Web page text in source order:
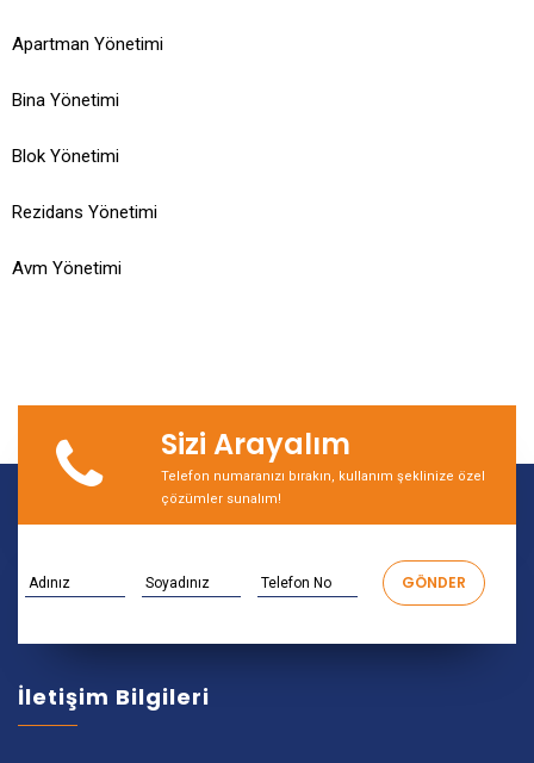
Apartman Yönetimi
Bina Yönetimi
Blok Yönetimi
Rezidans Yönetimi
Avm Yönetimi
Sizi Arayalım
Telefon numaranızı bırakın, kullanım şeklinize özel
çözümler sunalım!
İletişim Bilgileri